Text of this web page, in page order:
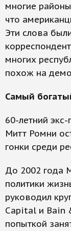
многие
что
Эти слова
многих
похож на
Самый
60-летний
Митт Ромни
гонки среди
До 2002 года
политики
руководил
Capital и Bain
попыткой